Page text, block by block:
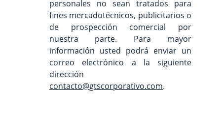
personales no sean tratados para
fines mercadotécnicos, publicitarios o
de prospección comercial por
nuestra parte. Para mayor
información usted podrá enviar un
correo electrónico a la siguiente
dirección
contacto@gtscorporativo.com.